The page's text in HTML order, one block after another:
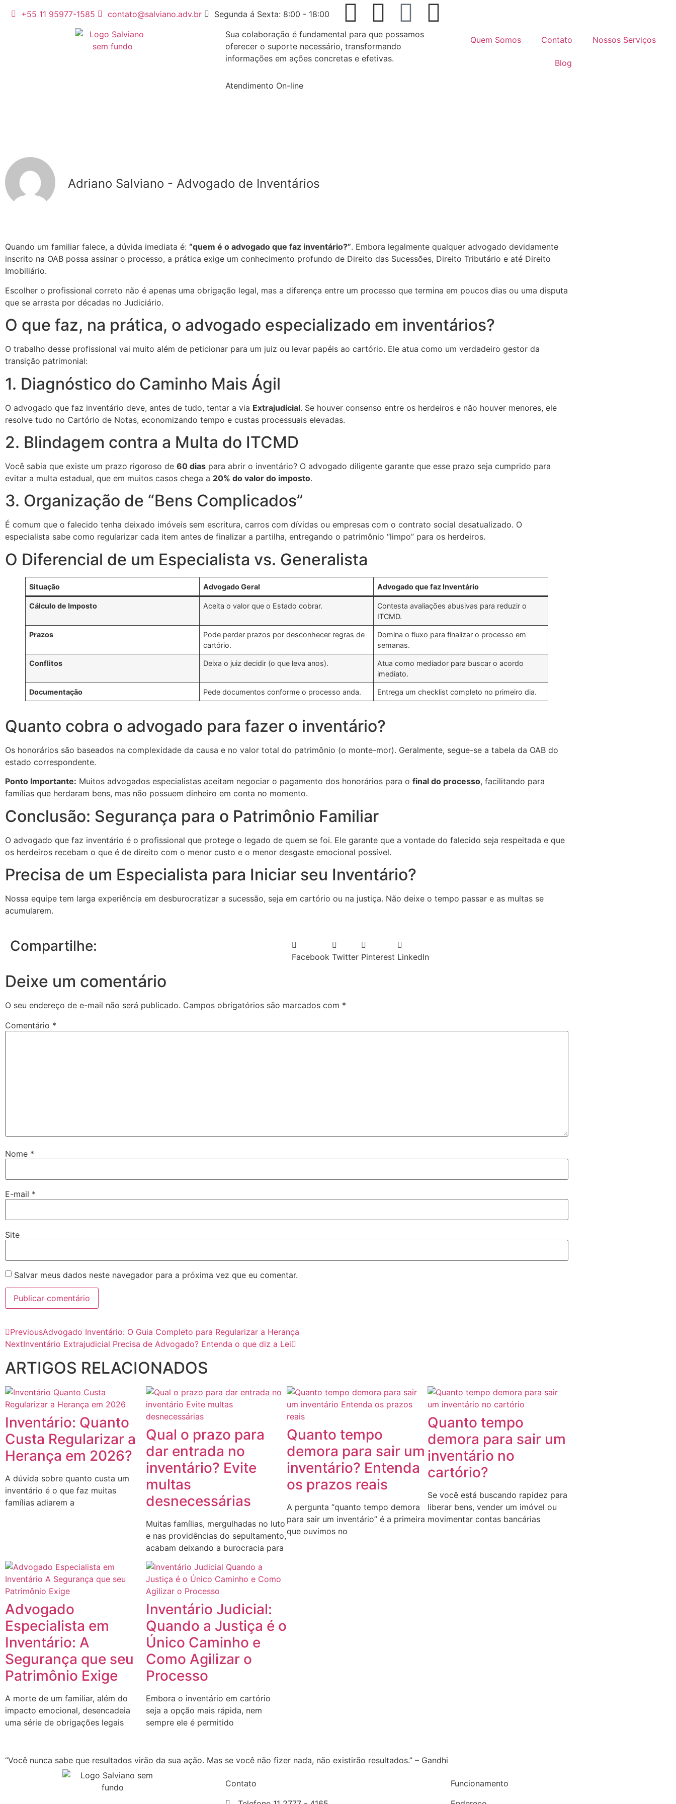
+55 11 95977-1585 contato@salviano.adv.br
Segunda á Sexta: 8:00 - 18:00
Sua colaboração é fundamental para que possamos
oferecer o suporte necessário, transformando
informações em ações concretas e efetivas.
Atendimento On-line
Quem Somos Contato Nossos Serviços
Blog
Adriano Salviano - Advogado de Inventários
Quando um familiar falece, a dúvida imediata é: “quem é o advogado que faz inventário?”. Embora legalmente qualquer advogado devidamente
inscrito na OAB possa assinar o processo, a prática exige um conhecimento profundo de Direito das Sucessões, Direito Tributário e até Direito
Imobiliário.
Escolher o profissional correto não é apenas uma obrigação legal, mas a diferença entre um processo que termina em poucos dias ou uma disputa
que se arrasta por décadas no Judiciário.
O que faz, na prática, o advogado especializado em inventários?
O trabalho desse profissional vai muito além de peticionar para um juiz ou levar papéis ao cartório. Ele atua como um verdadeiro gestor da
transição patrimonial:
1. Diagnóstico do Caminho Mais Ágil
O advogado que faz inventário deve, antes de tudo, tentar a via Extrajudicial. Se houver consenso entre os herdeiros e não houver menores, ele
resolve tudo no Cartório de Notas, economizando tempo e custas processuais elevadas.
2. Blindagem contra a Multa do ITCMD
Você sabia que existe um prazo rigoroso de 60 dias para abrir o inventário? O advogado diligente garante que esse prazo seja cumprido para
evitar a multa estadual, que em muitos casos chega a 20% do valor do imposto.
3. Organização de “Bens Complicados”
É comum que o falecido tenha deixado imóveis sem escritura, carros com dívidas ou empresas com o contrato social desatualizado. O
especialista sabe como regularizar cada item antes de finalizar a partilha, entregando o patrimônio “limpo” para os herdeiros.
O Diferencial de um Especialista vs. Generalista
Situação Advogado Geral Advogado que faz Inventário
Cálculo de Imposto Aceita o valor que o Estado cobrar.
Contesta avaliações abusivas para reduzir o
ITCMD.
Prazos
Pode perder prazos por desconhecer regras de
cartório.
Domina o fluxo para finalizar o processo em
semanas.
Conflitos Deixa o juiz decidir (o que leva anos).
Atua como mediador para buscar o acordo
imediato.
Documentação Pede documentos conforme o processo anda. Entrega um checklist completo no primeiro dia.
Quanto cobra o advogado para fazer o inventário?
Os honorários são baseados na complexidade da causa e no valor total do patrimônio (o monte-mor). Geralmente, segue-se a tabela da OAB do
estado correspondente.
Ponto Importante: Muitos advogados especialistas aceitam negociar o pagamento dos honorários para o final do processo, facilitando para
famílias que herdaram bens, mas não possuem dinheiro em conta no momento.
Conclusão: Segurança para o Patrimônio Familiar
O advogado que faz inventário é o profissional que protege o legado de quem se foi. Ele garante que a vontade do falecido seja respeitada e que
os herdeiros recebam o que é de direito com o menor custo e o menor desgaste emocional possível.
Precisa de um Especialista para Iniciar seu Inventário?
Nossa equipe tem larga experiência em desburocratizar a sucessão, seja em cartório ou na justiça. Não deixe o tempo passar e as multas se
acumularem.
Compartilhe:
Facebook Twitter Pinterest LinkedIn
Deixe um comentário
O seu endereço de e-mail não será publicado. Campos obrigatórios são marcados com *
Comentário *
Nome *
E-mail *
Site
Salvar meus dados neste navegador para a próxima vez que eu comentar.
PreviousAdvogado Inventário: O Guia Completo para Regularizar a Herança
NextInventário Extrajudicial Precisa de Advogado? Entenda o que diz a Lei
ARTIGOS RELACIONADOS
Inventário: Quanto
Custa Regularizar a
Herança em 2026?
A dúvida sobre quanto custa um
inventário é o que faz muitas
famílias adiarem a
Qual o prazo para
dar entrada no
inventário? Evite
multas
desnecessárias
Muitas famílias, mergulhadas no luto
e nas providências do sepultamento,
acabam deixando a burocracia para
Quanto tempo
demora para sair um
inventário? Entenda
os prazos reais
A pergunta “quanto tempo demora
para sair um inventário” é a primeira
que ouvimos no
Quanto tempo
demora para sair um
inventário no
cartório?
Se você está buscando rapidez para
liberar bens, vender um imóvel ou
movimentar contas bancárias
Advogado
Especialista em
Inventário: A
Segurança que seu
Patrimônio Exige
A morte de um familiar, além do
impacto emocional, desencadeia
uma série de obrigações legais
Inventário Judicial:
Quando a Justiça é o
Único Caminho e
Como Agilizar o
Processo
Embora o inventário em cartório
seja a opção mais rápida, nem
sempre ele é permitido
“Você nunca sabe que resultados virão da sua ação. Mas se você não fizer nada, não existirão resultados.” – Gandhi
Contato
Funcionamento